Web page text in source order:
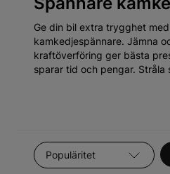
Ge din bil extra trygghet
kamkedjespännare. Jämna
kraftöverföring ger bästa
sparar tid och pengar. Stråla
Sortera efter